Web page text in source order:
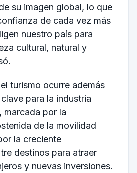
su imagen global, lo que
de cada vez más
nuestro país para
cultural, natural y
turismo ocurre además
para la industria
marcada por la
de la movilidad
la creciente
destinos para atraer
y nuevas inversiones.